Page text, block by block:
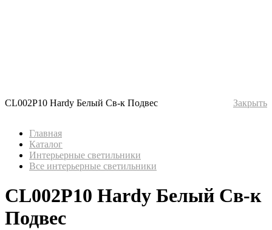
CL002P10 Hardy Белый Св-к Подвес Закрыть
Главная
Каталог
Интерьерные светильники
Все интерьерные светильники
CL002P10 Hardy Белый Св-к
Подвес